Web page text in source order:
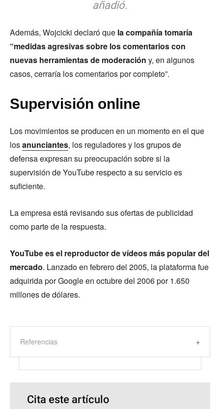
añadió.
Además, Wojcicki declaró que la compañía tomaría
“medidas agresivas sobre los comentarios con
nuevas herramientas de moderación y, en algunos
casos, cerraría los comentarios por completo”.
Supervisión online
Los movimientos se producen en un momento en el que
losanunciantes, los reguladores y los grupos de
defensa expresan su preocupación sobre si la
supervisión de YouTube respecto a su servicio es
suficiente.
La empresa está revisando sus ofertas de publicidad
como parte de la respuesta.
YouTube es el reproductor de vídeos más popular del
mercado. Lanzado en febrero del 2005, la plataforma fue
adquirida por Google en octubre del 2006 por 1.650
millones de dólares.
Referencias
Cita este artículo